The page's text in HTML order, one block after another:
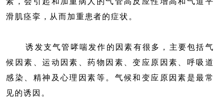
滑肌痉挛，从而加重患者的症状。
诱发支气管哮喘发作的因素有很多，主要包括气
候因素、运动因素、药物因素、变应原因素、呼吸道
感染、精神及心理因素等。气候和变应原因素是最常
见的诱因。